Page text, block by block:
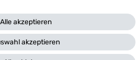
zur Verwendung
und den Diensten erklären wir in unserer
Alle akzeptieren
akzeptieren